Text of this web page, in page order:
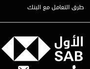
طرق التعامل مع البنك